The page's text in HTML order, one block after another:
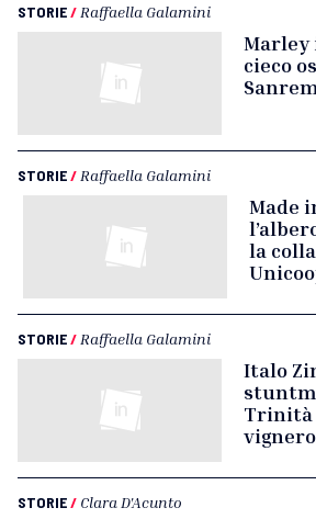
STORIE/ Raffaella Galamini
Marley
cieco
STORIE/ Raffaella Galamini
Made
la
STORIE/ Raffaella Galamini
Italo
Trinità
STORIE/ Clara D'Acunto